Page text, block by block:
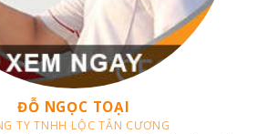
CHỊ TRANG
HỘ VINHOMES CENTRAL PARK